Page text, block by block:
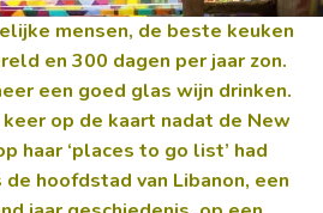
mensen, de beste keuken
en 300 dagen per jaar zon.
een goed glas wijn drinken.
op de kaart nadat de New
haar ‘places to go list’ had
hoofdstad van Libanon, een